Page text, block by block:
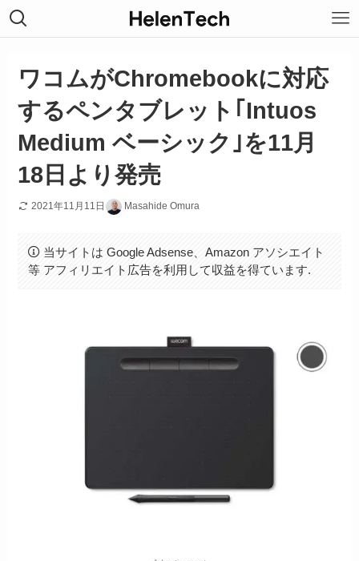
ワコムがChromebookに対応
するペンタブレット｢Intuos
Medium ベーシック｣を11月
18日より発売
2021年11月11日 Masahide Omura
当サイトは Google Adsense、Amazon アソシエイト
等 アフィリエイト広告を利用して収益を得ています.